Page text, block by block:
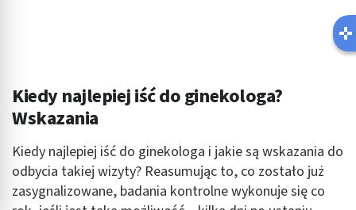
Kiedy najlepiej iść do ginekologa?
Wskazania
Kiedy najlepiej iść do ginekologa i jakie są wskazania do
odbycia takiej wizyty? Reasumując to, co zostało już
zasygnalizowane, badania kontrolne wykonuje się co